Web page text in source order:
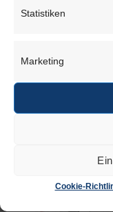
Statistiken
Marketing
Cookie-
Cd = enthält
Hg = enthält